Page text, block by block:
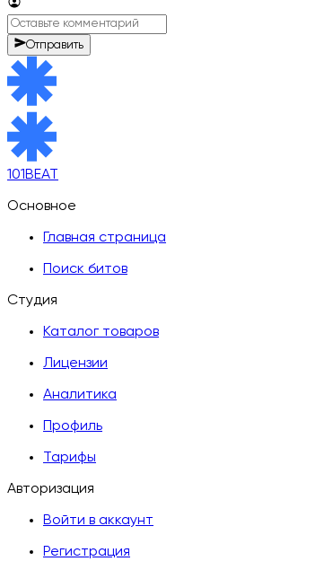
Отправить
101BEAT
Основное
Главная страница
Поиск битов
Студия
Каталог товаров
Лицензии
Аналитика
Профиль
Тарифы
Авторизация
Войти в аккаунт
Регистрация